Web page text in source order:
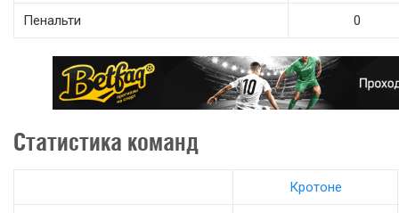
Пенальти 0
Статистика команд
Кротоне